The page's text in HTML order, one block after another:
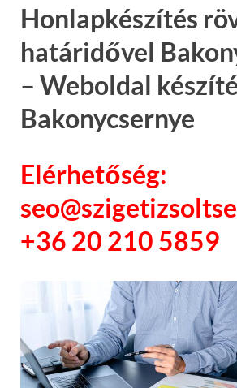
Honlapkészítés
határidővel
– Weboldal
Bakonycsernye
Elérhetőség:
+36 20 210 5859